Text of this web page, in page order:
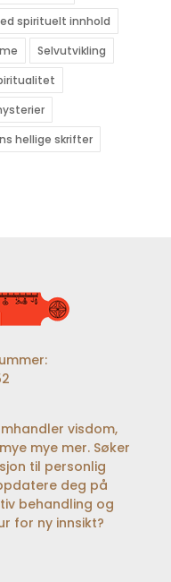
spirituelt innhold
Selvutvikling
hellige skrifter
visdom,
mye mer. Søker
til personlig
deg på
behandling og
for ny innsikt?